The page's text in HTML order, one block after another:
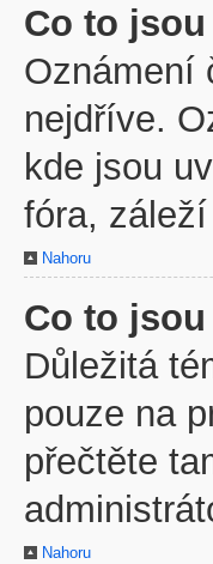
Co to
Oznámení
nejdříve.
kde jsou
fóra,
Nahoru
Co to
Důležitá
pouze na
přečtěte
Nahoru